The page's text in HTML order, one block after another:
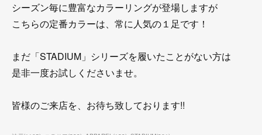
シーズン毎に豊富なカラーリングが登場しますが
こちらの定番カラーは、常に人気の１足です！
まだ「STADIUM」シリーズを履いたことがない方は
是非一度お試しくださいませ。
皆様のご来店を、お待ち致しております!!